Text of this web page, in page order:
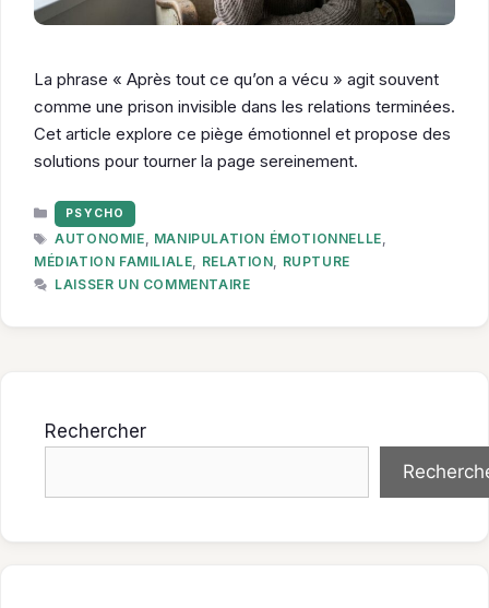
La phrase « Après tout ce qu’on a vécu » agit souvent
comme une prison invisible dans les relations terminées.
Cet article explore ce piège émotionnel et propose des
solutions pour tourner la page sereinement.
CATÉGORIES
PSYCHO
ÉTIQUETTES
AUTONOMIE, MANIPULATION ÉMOTIONNELLE,
MÉDIATION FAMILIALE, RELATION, RUPTURE
LAISSER UN COMMENTAIRE
Rechercher